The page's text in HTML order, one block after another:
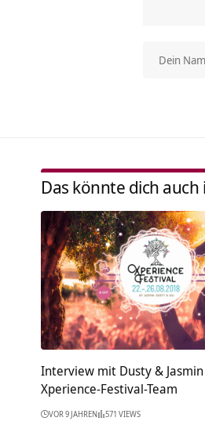
Das könnte dich
Interview mit Dusty &
Xperience-Festival-Team
VOR 9 JAHREN 571 VIEWS